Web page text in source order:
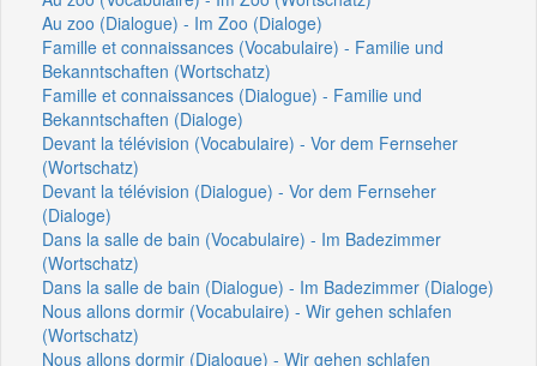
Au zoo (Dialogue) - Im Zoo (Dialoge)
Famille et connaissances (Vocabulaire) - Familie und
Bekanntschaften (Wortschatz)
Famille et connaissances (Dialogue) - Familie und
Bekanntschaften (Dialoge)
Devant la télévision (Vocabulaire) - Vor dem Fernseher
(Wortschatz)
Devant la télévision (Dialogue) - Vor dem Fernseher
(Dialoge)
Dans la salle de bain (Vocabulaire) - Im Badezimmer
(Wortschatz)
Dans la salle de bain (Dialogue) - Im Badezimmer (Dialoge)
Nous allons dormir (Vocabulaire) - Wir gehen schlafen
(Wortschatz)
Nous allons dormir (Dialogue) - Wir gehen schlafen